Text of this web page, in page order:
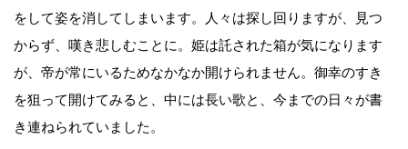
をして姿を消してしまいます。人々は探し回りますが、見つ
からず、嘆き悲しむことに。姫は託された箱が気になります
が、帝が常にいるためなかなか開けられません。御幸のすき
を狙って開けてみると、中には長い歌と、今までの日々が書
き連ねられていました。